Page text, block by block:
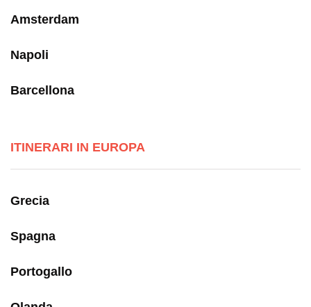
Amsterdam
Napoli
Barcellona
ITINERARI IN EUROPA
Grecia
Spagna
Portogallo